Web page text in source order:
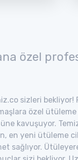
özel
sizleri bekliyor!
özel
kavuşuyor.
en yeni ütüleme
sağlıyor.